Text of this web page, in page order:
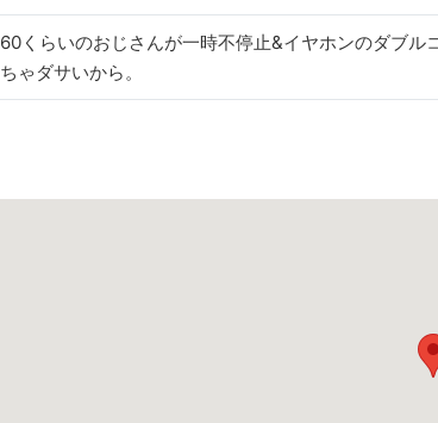
60くらいのおじさんが一時不停止&イヤホンのダブル
ちゃダサいから。